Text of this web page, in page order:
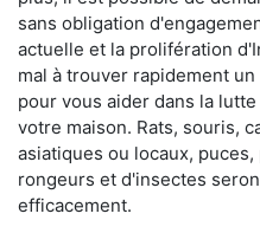
sans obligation
actuelle et la prolifération
mal à trouver rapidement
pour vous aider dans la
votre maison. Rats, souris,
asiatiques ou locaux,
rongeurs et d'insectes
efficacement.